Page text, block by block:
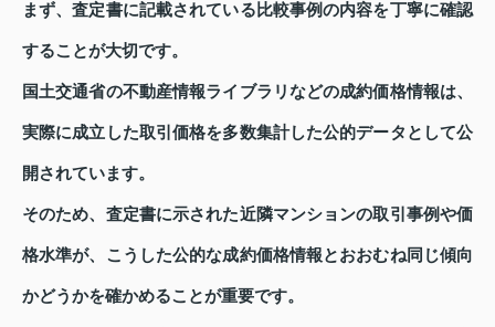
まず、査定書に記載されている比較事例の内容を丁寧に確認
することが大切です。
国土交通省の不動産情報ライブラリなどの成約価格情報は、
実際に成立した取引価格を多数集計した公的データとして公
開されています。
そのため、査定書に示された近隣マンションの取引事例や価
格水準が、こうした公的な成約価格情報とおおむね同じ傾向
かどうかを確かめることが重要です。